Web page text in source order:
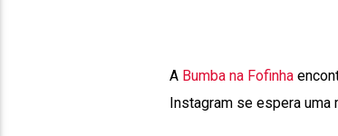
A Bumba na Fofinha
Instagram se espera uma